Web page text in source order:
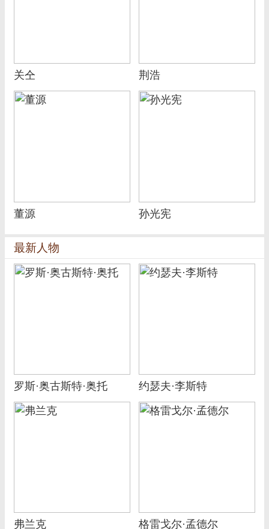
关仝 荆浩
董源 孙光宪
最新人物
罗斯·奥古斯特·奥托 约瑟夫·李斯特
弗兰克 格雷戈尔·孟德尔